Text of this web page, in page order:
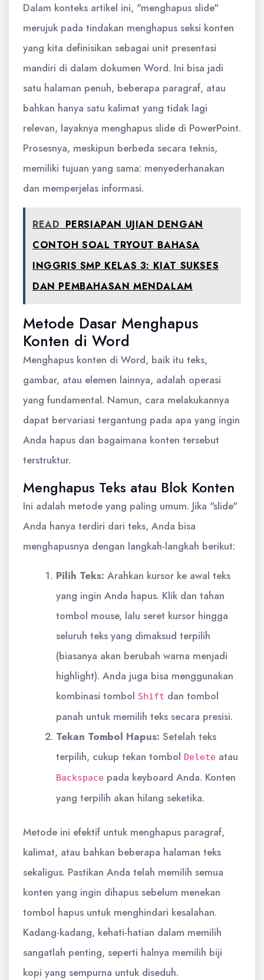
Dalam konteks artikel ini, "menghapus slide"
merujuk pada tindakan menghapus seksi konten
yang kita definisikan sebagai unit presentasi
mandiri di dalam dokumen Word. Ini bisa jadi
satu halaman penuh, beberapa paragraf, atau
bahkan hanya satu kalimat yang tidak lagi
relevan, layaknya menghapus slide di PowerPoint.
Prosesnya, meskipun berbeda secara teknis,
memiliki tujuan yang sama: menyederhanakan
dan memperjelas informasi.
READ PERSIAPAN UJIAN DENGAN
CONTOH SOAL TRYOUT BAHASA
INGGRIS SMP KELAS 3: KIAT SUKSES
DAN PEMBAHASAN MENDALAM
Metode Dasar Menghapus
Konten di Word
Menghapus konten di Word, baik itu teks,
gambar, atau elemen lainnya, adalah operasi
yang fundamental. Namun, cara melakukannya
dapat bervariasi tergantung pada apa yang ingin
Anda hapus dan bagaimana konten tersebut
terstruktur.
Menghapus Teks atau Blok Konten
Ini adalah metode yang paling umum. Jika "slide"
Anda hanya terdiri dari teks, Anda bisa
menghapusnya dengan langkah-langkah berikut:
Pilih Teks: Arahkan kursor ke awal teks
yang ingin Anda hapus. Klik dan tahan
tombol mouse, lalu seret kursor hingga
seluruh teks yang dimaksud terpilih
(biasanya akan berubah warna menjadi
highlight). Anda juga bisa menggunakan
kombinasi tombol Shift dan tombol
panah untuk memilih teks secara presisi.
Tekan Tombol Hapus: Setelah teks
terpilih, cukup tekan tombol Delete atau
Backspace pada keyboard Anda. Konten
yang terpilih akan hilang seketika.
Metode ini efektif untuk menghapus paragraf,
kalimat, atau bahkan beberapa halaman teks
sekaligus. Pastikan Anda telah memilih semua
konten yang ingin dihapus sebelum menekan
tombol hapus untuk menghindari kesalahan.
Kadang-kadang, kehati-hatian dalam memilih
sangatlah penting, seperti halnya memilih biji
kopi yang sempurna untuk diseduh.